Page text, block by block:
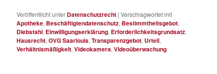
Veröffentlicht unter Datenschutzrecht |Verschlagwortet mit
Apotheke, Beschäftigtendatenschutz, Bestimmtheitsgebot,
Diebstahl, Einwilligungserklärung, Erforderlichkeitsgrundsatz,
Hausrecht,OVG Saarlouis,Transparenzgebot, Urteil,
Verhältnismäßigkeit,Videokamera,Videoüberwachung